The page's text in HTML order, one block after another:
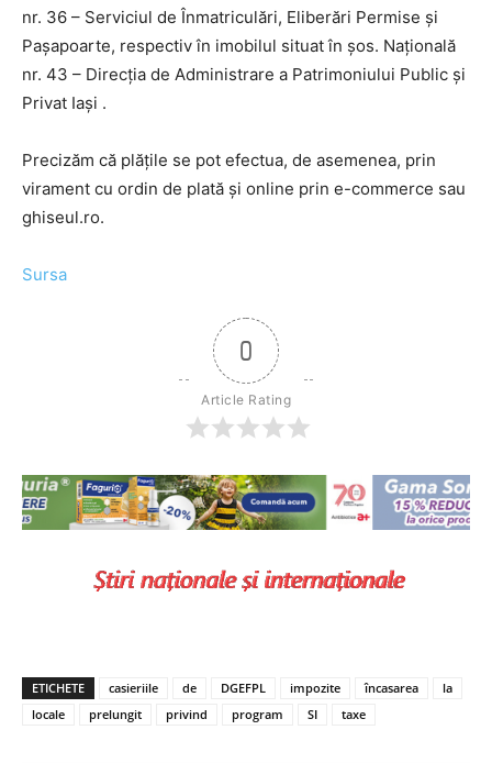
nr. 36 – Serviciul de Înmatriculări, Eliberări Permise şi
Paşapoarte, respectiv în imobilul situat în şos. Naţională
nr. 43 – Direcţia de Administrare a Patrimoniului Public şi
Privat Iaşi .
Precizăm că plăţile se pot efectua, de asemenea, prin
virament cu ordin de plată şi online prin e-commerce sau
ghiseul.ro.
Sursa
0
Article Rating
ETICHETE casieriile de DGEFPL impozite încasarea
la
locale
prelungit privind program SI taxe